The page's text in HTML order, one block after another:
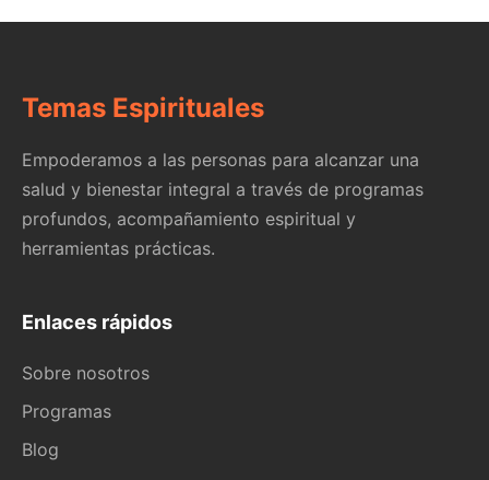
Temas Espirituales
Empoderamos a las personas para alcanzar una
salud y bienestar integral a través de programas
profundos, acompañamiento espiritual y
herramientas prácticas.
Enlaces rápidos
Sobre nosotros
Programas
Blog